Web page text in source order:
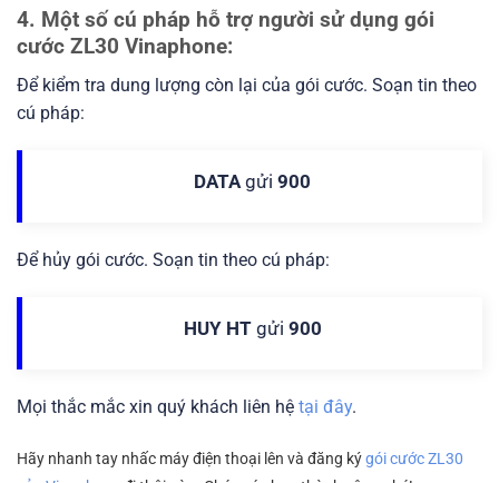
4. Một số cú pháp hỗ trợ người sử dụng gói
cước ZL30 Vinaphone:
Để kiểm tra dung lượng còn lại của gói cước. Soạn tin theo
cú pháp:
DATA gửi 900
Để hủy gói cước. Soạn tin theo cú pháp:
HUY HT gửi 900
Mọi thắc mắc xin quý khách liên hệ tại đây.
Hãy nhanh tay nhấc máy điện thoại lên và đăng kýgói cước ZL30